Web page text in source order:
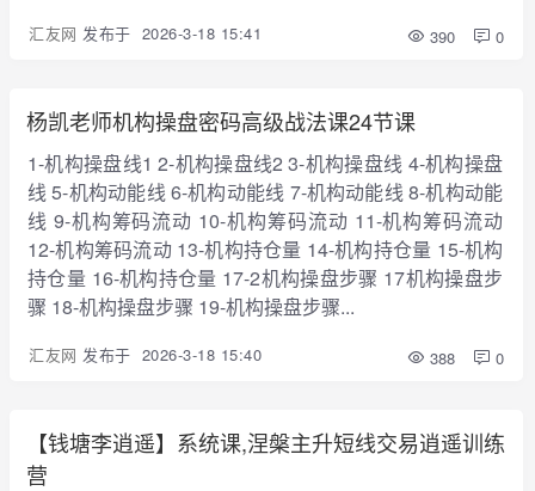
汇友网 发布于 2026-3-18 15:41 390 0
杨凯老师机构操盘密码高级战法课24节课
1-机构操盘线1 2-机构操盘线2 3-机构操盘线 4-机构操盘
线 5-机构动能线 6-机构动能线 7-机构动能线 8-机构动能
线 9-机构筹码流动 10-机构筹码流动 11-机构筹码流动
12-机构筹码流动 13-机构持仓量 14-机构持仓量 15-机构
持仓量 16-机构持仓量 17-2机构操盘步骤 17机构操盘步
骤 18-机构操盘步骤 19-机构操盘步骤...
汇友网 发布于 2026-3-18 15:40 388 0
【钱塘李逍遥】系统课,涅槃主升短线交易逍遥训练
营